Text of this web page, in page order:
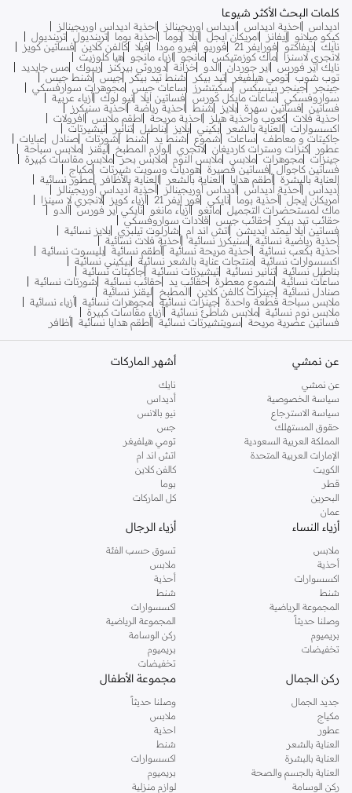
كلمات البحث الأكثر شيوعا
اديداس احذية اديداس اديداس اوريجينالز
احذية اديداس اوريجينالز
كيكو ميلانو
إيفانز امريكان ايجل ايلا بوما احذية بوما ترينديول ترينديول
نايك ديفاكتو فورايفر 21 فوريو فيرو مودا فيلا كالفن كلاين فساتين كويز
لانجري لاسنزا
ماك كوزمتيكس مانجو ازياء مانجو
هيا كلوزيت
نايك اير فورس
اير جوردان الدو خزانة دوروثي بيركنز ريبوك مس جايديد
توب شوب تومي هيلفيغر تيد بيكر شنط تيد بيكر جيس
شنط جيس
جينجر
جينجر بيسيكس سكيتشرز ساعات جيس مجوهرات سوارفسكي
سواروفسكي
ساعات مايكل كورس فساتين ايلا نيو لوك أزياء عربية
فساتين
فساتين سهرة بلايز شنط احذية رياضة
احذية سنيكرز
احذية فلات كعوب واحذية هيلز احذية مريحة اطقم ملابس
افرولات
اكسسوارات
العناية بالشعر بكيني بلايز بناطيل تنانير
تيشيرتات
جاكيتات و معاطف
ساعات شموع شنط يد شنط شورتات صنادل
عبايات
عطور
كنزات وسترات كارديغان لانجري لوازم المطبخ ليقنز
ملابس سباحة
جينزات مجوهرات ملابس ملابس النوم ملابس بحر ملابس مقاسات كبيرة
فساتين كاجوال
فساتين قصيرة هوديات وسويت شيرتات مكياج
العناية بالبشرة أطقم هدايا العناية بالشعر العناية بالأظافر
عطور نسائية
أديداس أحذية أديداس أديداس أوريجينالز
أحذية أديداس أوريجينالز
أمريكان إيجل أحذية بوما نايكي فور إيفر 21 أزياء كويز
لانجري لا سينزا
ماك لمستحضرات التجميل مانغو أزياء مانغو نايكي اير فورس ألدو
حقائب تيد بيكر
حقائب جيس
قلادات سواروفسكي
فساتين ايلا ليمتد ايديشن
اتش اند ام شارلوت تيلبري بلايز نسائية
أحذية رياضية نسائية
سنيكرز نسائية أحذية فلات نسائية
أحذية بكعب نسائية أحذية مريحة نسائية أطقم نسائية بليسوت نسائية
اكسسوارات نسائية منتجات عناية بالشعر نسائية بيكيني نسائية
بناطيل نسائية تنانير نسائية تيشيرتات نسائية جاكيتات نسائية
ساعات نسائية
شموع معطرة حقائب يد حقائب نسائية
شورتات نسائية
صنادل نسائية جينزات كالفن كلاين المطبخ
ليقنز نسائية
ملابس سباحة قطعة واحدة جينزات نسائية مجوهرات نسائية أزياء نسائية
ملابس نوم نسائية ملابس شاطئ نسائية أزياء مقاسات كبيرة
فساتين عصرية مريحة
سويتشيرتات نسائية أطقم هدايا نسائية أظافر
عن نمشي
عن نمشي
سياسة الخصوصية
سياسة الاسترجاع
حقوق المستهلك
المملكة العربية السعودية
الإمارات العربية المتحدة
الكويت
قطر
البحرين
عمان
أشهر الماركات
نايك
أديداس
نيو بالانس
جس
تومي هيلفيغر
اتش اند ام
كالفن كلاين
بوما
كل الماركات
أزياء النساء
ملابس
أحذية
اكسسوارات
شنط
المجموعة الرياضية
وصلنا حديثاً
بريميوم
تخفيضات
أزياء الرجال
تسوق حسب الفئة
ملابس
أحذية
شنط
اكسسوارات
المجموعة الرياضية
ركن الوسامة
بريميوم
تخفيضات
ركن الجمال
جديد الجمال
مكياج
عطور
العناية بالشعر
العناية بالبشرة
العناية بالجسم والصحة
ركن الوسامة
مجموعة الأطفال
وصلنا حديثاً
ملابس
احذية
شنط
اكسسوارات
بريميوم
لوازم منزلية